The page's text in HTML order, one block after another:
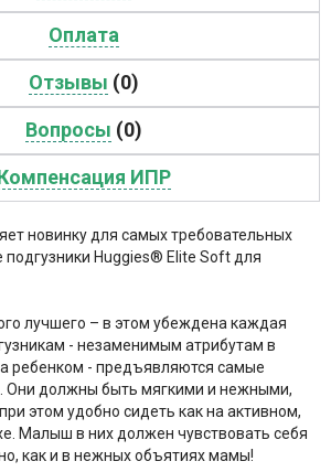
Оплата
Отзывы (0)
Вопросы (0)
ИПР
новинку для самых требовательных
подгузники Huggies® Elite Soft для
лучшего – в этом убеждена каждая
- незаменимым атрибутам в
ребенком - предъявляются самые
Они должны быть мягкими и нежными,
этом удобно сидеть как на активном,
Малыш в них должен чувствовать себя
как и в нежных объятиях мамы!